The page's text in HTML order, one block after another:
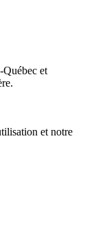
et
et notre